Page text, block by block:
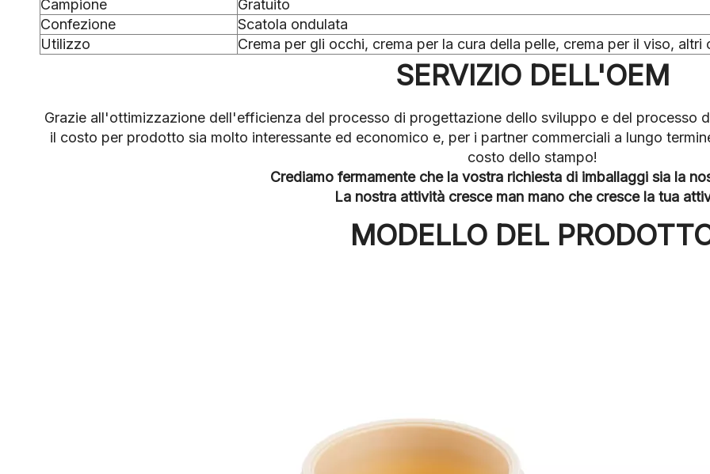
Campione
Gratuito
Confezione
Scatola ondulata
Utilizzo
Crema per gli occhi, crema per la cura della pelle, crema per il viso, altri
SERVIZIO DELL'OEM
Grazie all'ottimizzazione dell'efficienza del processo di progettazione dello sviluppo e del processo
il costo per prodotto sia molto interessante ed economico e, per i partner commerciali a lungo
costo dello stampo!
Crediamo fermamente che la vostra richiesta di imballaggi sia la
La nostra attività cresce man mano che cresce la tua
MODELLO DEL